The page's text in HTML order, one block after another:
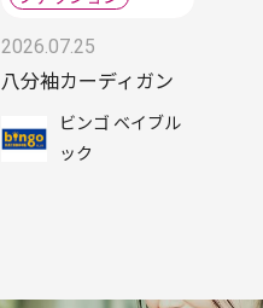
2026.07.25
八分袖カーディガン
ビンゴ ベイブル
ック